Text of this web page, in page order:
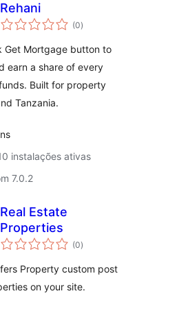
Rehani
(0avaliações
totais
)
Get Mortgage button to
earn a share of every
Built for property
Tanzania.
instalações ativas
7.0.2
Real Estate
Properties
(0avaliações
totais
)
Property custom post
on your site.